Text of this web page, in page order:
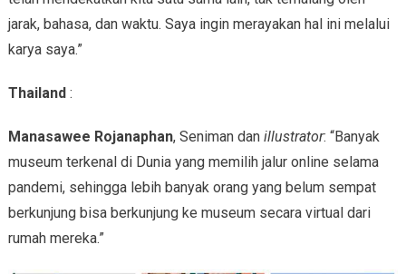
jarak, bahasa, dan waktu. Saya ingin merayakan hal ini melalui
karya saya.”
Thailand :
Manasawee Rojanaphan, Seniman dan illustrator: “Banyak
museum terkenal di Dunia yang memilih jalur online selama
pandemi, sehingga lebih banyak orang yang belum sempat
berkunjung bisa berkunjung ke museum secara virtual dari
rumah mereka.”